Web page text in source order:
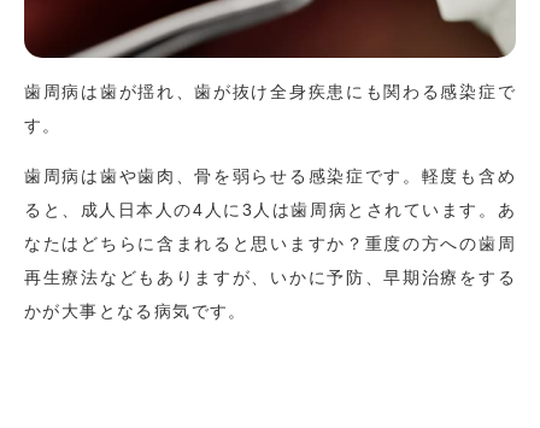
歯周病は歯が揺れ、歯が抜け全身疾患にも関わる感染症で
す。
歯周病は歯や歯肉、骨を弱らせる感染症です。軽度も含め
ると、成人日本人の4人に3人は歯周病とされています。あ
なたはどちらに含まれると思いますか？重度の方への歯周
再生療法などもありますが、いかに予防、早期治療をする
かが大事となる病気です。